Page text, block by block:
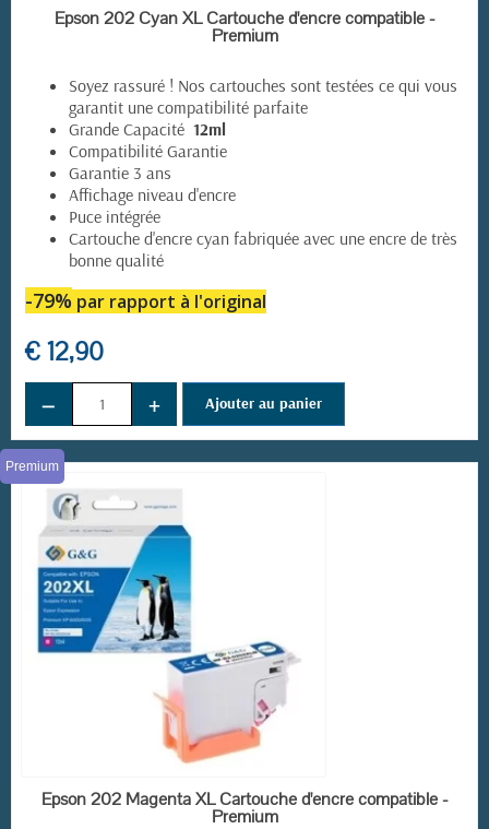
(2 avis)
EN STOCK
Epson 202 Cyan XL Cartouche d'encre compatible -
Premium
Soyez rassuré ! Nos cartouches sont testées ce qui vous
garantit une compatibilité parfaite
Grande Capacité 12ml
Compatibilité Garantie
Garantie 3 ans
Affichage niveau d'encre
Puce intégrée
Cartouche d'encre cyan fabriquée avec une encre de très
bonne qualité
-79% par rapport à l'original
€ 12,90
− + Ajouter au panier
EN STOCK
Premium
Epson 202 Magenta XL Cartouche d'encre compatible -
Premium